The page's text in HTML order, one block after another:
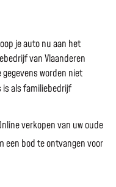
je auto nu aan het
van Vlaanderen
gegevens worden niet
is als familiebedrijf
verkopen van uw oude
een bod te ontvangen voor